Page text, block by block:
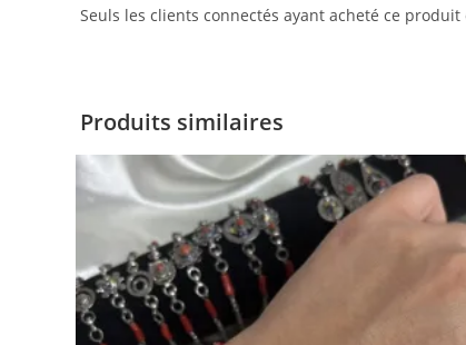
Seuls les clients connectés ayant acheté ce
Produits similaires